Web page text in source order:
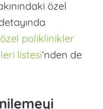
özel
özel poliklinikler
listesi‘nden de